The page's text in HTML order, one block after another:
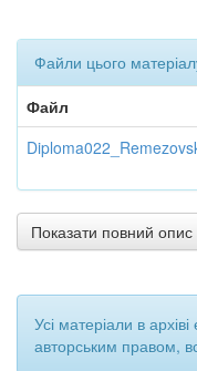
Файли цього
Файл
Показати повний опис
Усі матеріали в
авторським правом,